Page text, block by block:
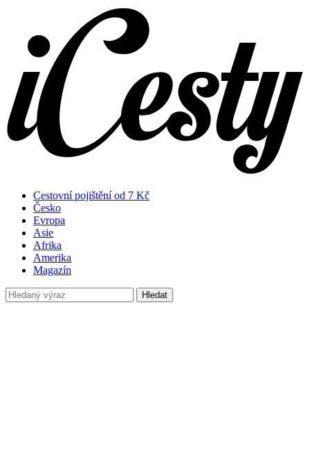
Cestovní pojištění od 7 Kč
Česko
Evropa
Asie
Afrika
Amerika
Magazín
Hledat